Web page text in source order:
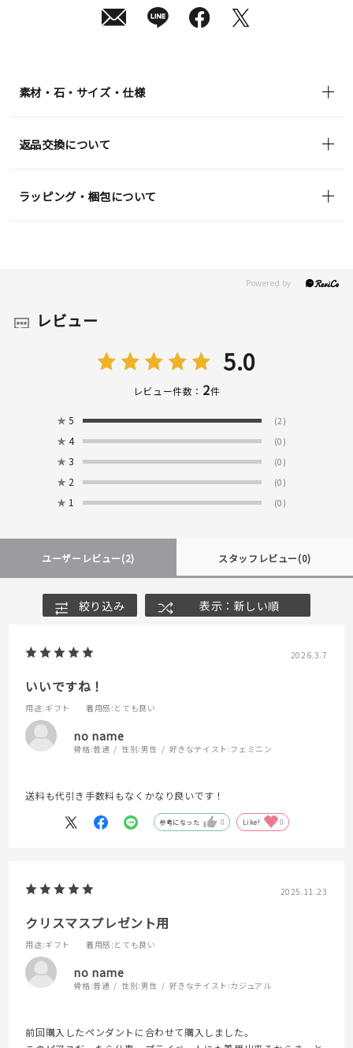
素材・石・サイズ・仕様
返品交換について
ラッピング・梱包について
レビュー
5.0
レビュー件数： 2件
★ 5 (2)
★ 4 (0)
★ 3 (0)
★ 2 (0)
★ 1 (0)
ユーザーレビュー(2) スタッフレビュー(0)
絞り込み 表示：新しい順
2026.3.7
いいですね！
用途:ギフト 着用感:とても良い
no name
骨格:普通 性別:男性 好きなテイスト:フェミニン
送料も代引き手数料もなくかなり良いです！
参考になった 0 Like! 0
2025.11.23
クリスマスプレゼント用
用途:ギフト 着用感:とても良い
no name
骨格:普通 性別:男性 好きなテイスト:カジュアル
前回購入したペンダントに合わせて購入しました。